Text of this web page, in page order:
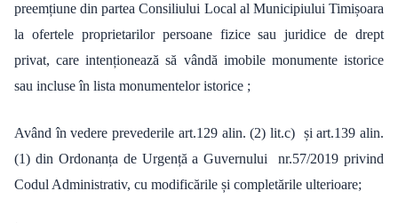
preemțiune din partea Consiliului Local al Municipiului Timișoara
la ofertele proprietarilor persoane fizice sau juridice de drept
privat, care intenționează să vândă imobile monumente istorice
sau incluse în lista monumentelor istorice ;
Având în vedere prevederile art.129 alin. (2) lit.c) și art.139 alin.
(1) din Ordonanța de Urgență a Guvernului nr.57/2019 privind
Codul Administrativ, cu modificările și completările ulterioare;